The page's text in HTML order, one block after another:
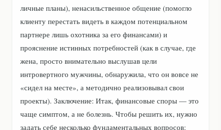
личные планы), ненасильственное общение (помогло
клиенту перестать видеть в каждом потенциальном
партнере лишь охотника за его финансами) и
прояснение истинных потребностей (как в случае, где
жена, просто внимательно выслушав цели
интровертного мужчины, обнаружила, что он вовсе не
«сидел на месте», а методично реализовывал свои
проекты). Заключение: Итак, финансовые споры — это
чаще симптом, а не болезнь. Чтобы решить их, нужно
задать себе несколько фундаментальных вопросов: